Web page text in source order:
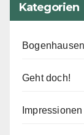
Kategorien
Bogenhausen
Geht doch!
Impressionen